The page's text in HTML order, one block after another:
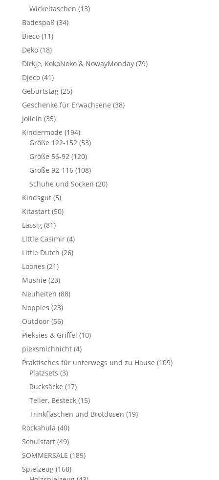
Wickeltaschen (13)
Badespaß (34)
Bieco (11)
Deko (18)
Dirkje, KokoNoko & NowayMonday (79)
Djeco (41)
Geburtstag (25)
Geschenke für Erwachsene (38)
Jollein (35)
Kindermode (194)
Größe 122-152 (53)
Größe 56-92 (120)
Größe 92-116 (108)
Schuhe und Socken (20)
Kindsgut (5)
Kitastart (50)
Lässig (81)
Little Casimir (4)
Little Dutch (26)
Loones (21)
Mushie (23)
Neuheiten (88)
Noppies (23)
Outdoor (56)
Pieksies & Griffel (10)
pieksmichnicht (4)
Praktisches für unterwegs und zu Hause (109)
Platzsets (3)
Rucksäcke (17)
Teller, Besteck (15)
Trinkflaschen und Brotdosen (19)
Rockahula (40)
Schulstart (49)
SOMMERSALE (189)
Spielzeug (168)